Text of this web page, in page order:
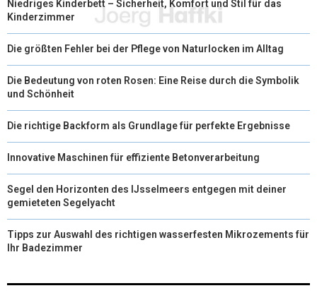
Niedriges Kinderbett – Sicherheit, Komfort und Stil für das
Kinderzimmer
Die größten Fehler bei der Pflege von Naturlocken im Alltag
Die Bedeutung von roten Rosen: Eine Reise durch die Symbolik
und Schönheit
Die richtige Backform als Grundlage für perfekte Ergebnisse
Innovative Maschinen für effiziente Betonverarbeitung
Segel den Horizonten des IJsselmeers entgegen mit deiner
gemieteten Segelyacht
Tipps zur Auswahl des richtigen wasserfesten Mikrozements für
Ihr Badezimmer